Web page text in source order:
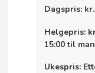
Dagspris:
Helgepris:
15:00 til
Ukespris: